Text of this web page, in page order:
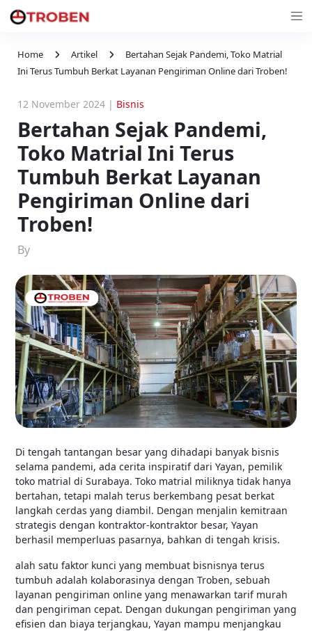
Home Artikel
Bertahan Sejak Pandemi, Toko Matrial
Ini Terus Tumbuh Berkat Layanan Pengiriman Online dari Troben!
12 November 2024 | Bisnis
Bertahan Sejak Pandemi,
Toko Matrial Ini Terus
Tumbuh Berkat Layanan
Pengiriman Online dari
Troben!
By
Di tengah tantangan besar yang dihadapi banyak bisnis
selama pandemi, ada cerita inspiratif dari Yayan, pemilik
toko matrial di Surabaya. Toko matrial miliknya tidak hanya
bertahan, tetapi malah terus berkembang pesat berkat
langkah cerdas yang diambil. Dengan menjalin kemitraan
strategis dengan kontraktor-kontraktor besar, Yayan
berhasil memperluas pasarnya, bahkan di tengah krisis.
alah satu faktor kunci yang membuat bisnisnya terus
tumbuh adalah kolaborasinya dengan Troben, sebuah
layanan pengiriman online yang menawarkan tarif murah
dan pengiriman cepat. Dengan dukungan pengiriman yang
efisien dan biaya terjangkau, Yayan mampu menjangkau